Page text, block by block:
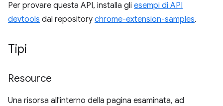
Per provare questa API, installa gli esempi di API
devtools dal repository chrome-extension-samples.
Tipi
Resource
Una risorsa all'interno della pagina esaminata, ad